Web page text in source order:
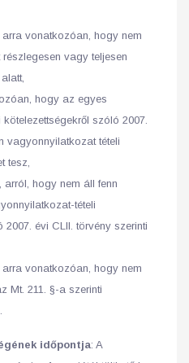
vonatkozóan, hogy nem
vagy teljesen
hogy az egyes
szóló 2007.
vagyonnyilatkozat tételi
tesz,
hogy nem áll fenn
tételi
évi CLII. törvény szerinti
vonatkozóan, hogy nem
Mt. 211. §-a szerinti
időpontja: A